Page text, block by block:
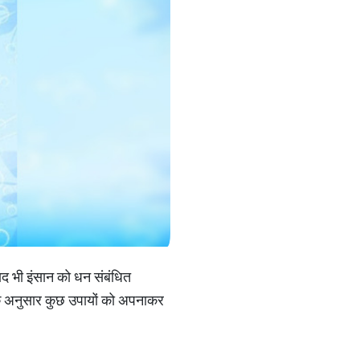
भी इंसान को धन संबंधित
अनुसार कुछ उपायों को अपनाकर